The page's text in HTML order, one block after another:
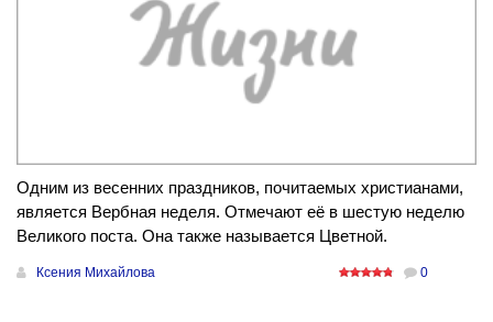
Одним из весенних праздников, почитаемых христианами,
является Вербная неделя. Отмечают её в шестую неделю
Великого поста. Она также называется Цветной.
Ксения Михайлова 0